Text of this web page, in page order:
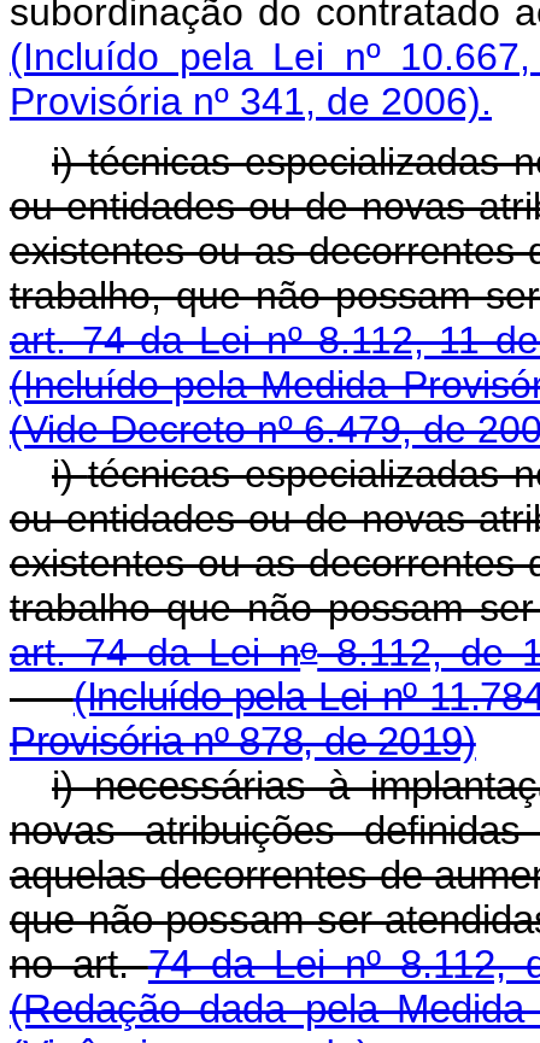
subordinação do
(Incluído pela Lei nº
Provisória nº 341, de 2006).
i) técnicas especializadas
ou entidades ou de novas
existentes ou as decorrentes
trabalho, que não possam
art. 74 da Lei nº 8.112, 11
(Incluído pela Medida
(Vide Decreto nº 6.479, de
i) técnicas especializadas
ou entidades ou de novas
existentes ou as decorrentes
trabalho que não possam
art. 74 da Lei no8.112, de
(Incluído pela Lei nº
Provisória nº 878, de 2019)
i) necessárias à
novas atribuições
aquelas decorrentes de
que não possam ser
no art.74 da Lei nº 8.112,
(Redação dada pela